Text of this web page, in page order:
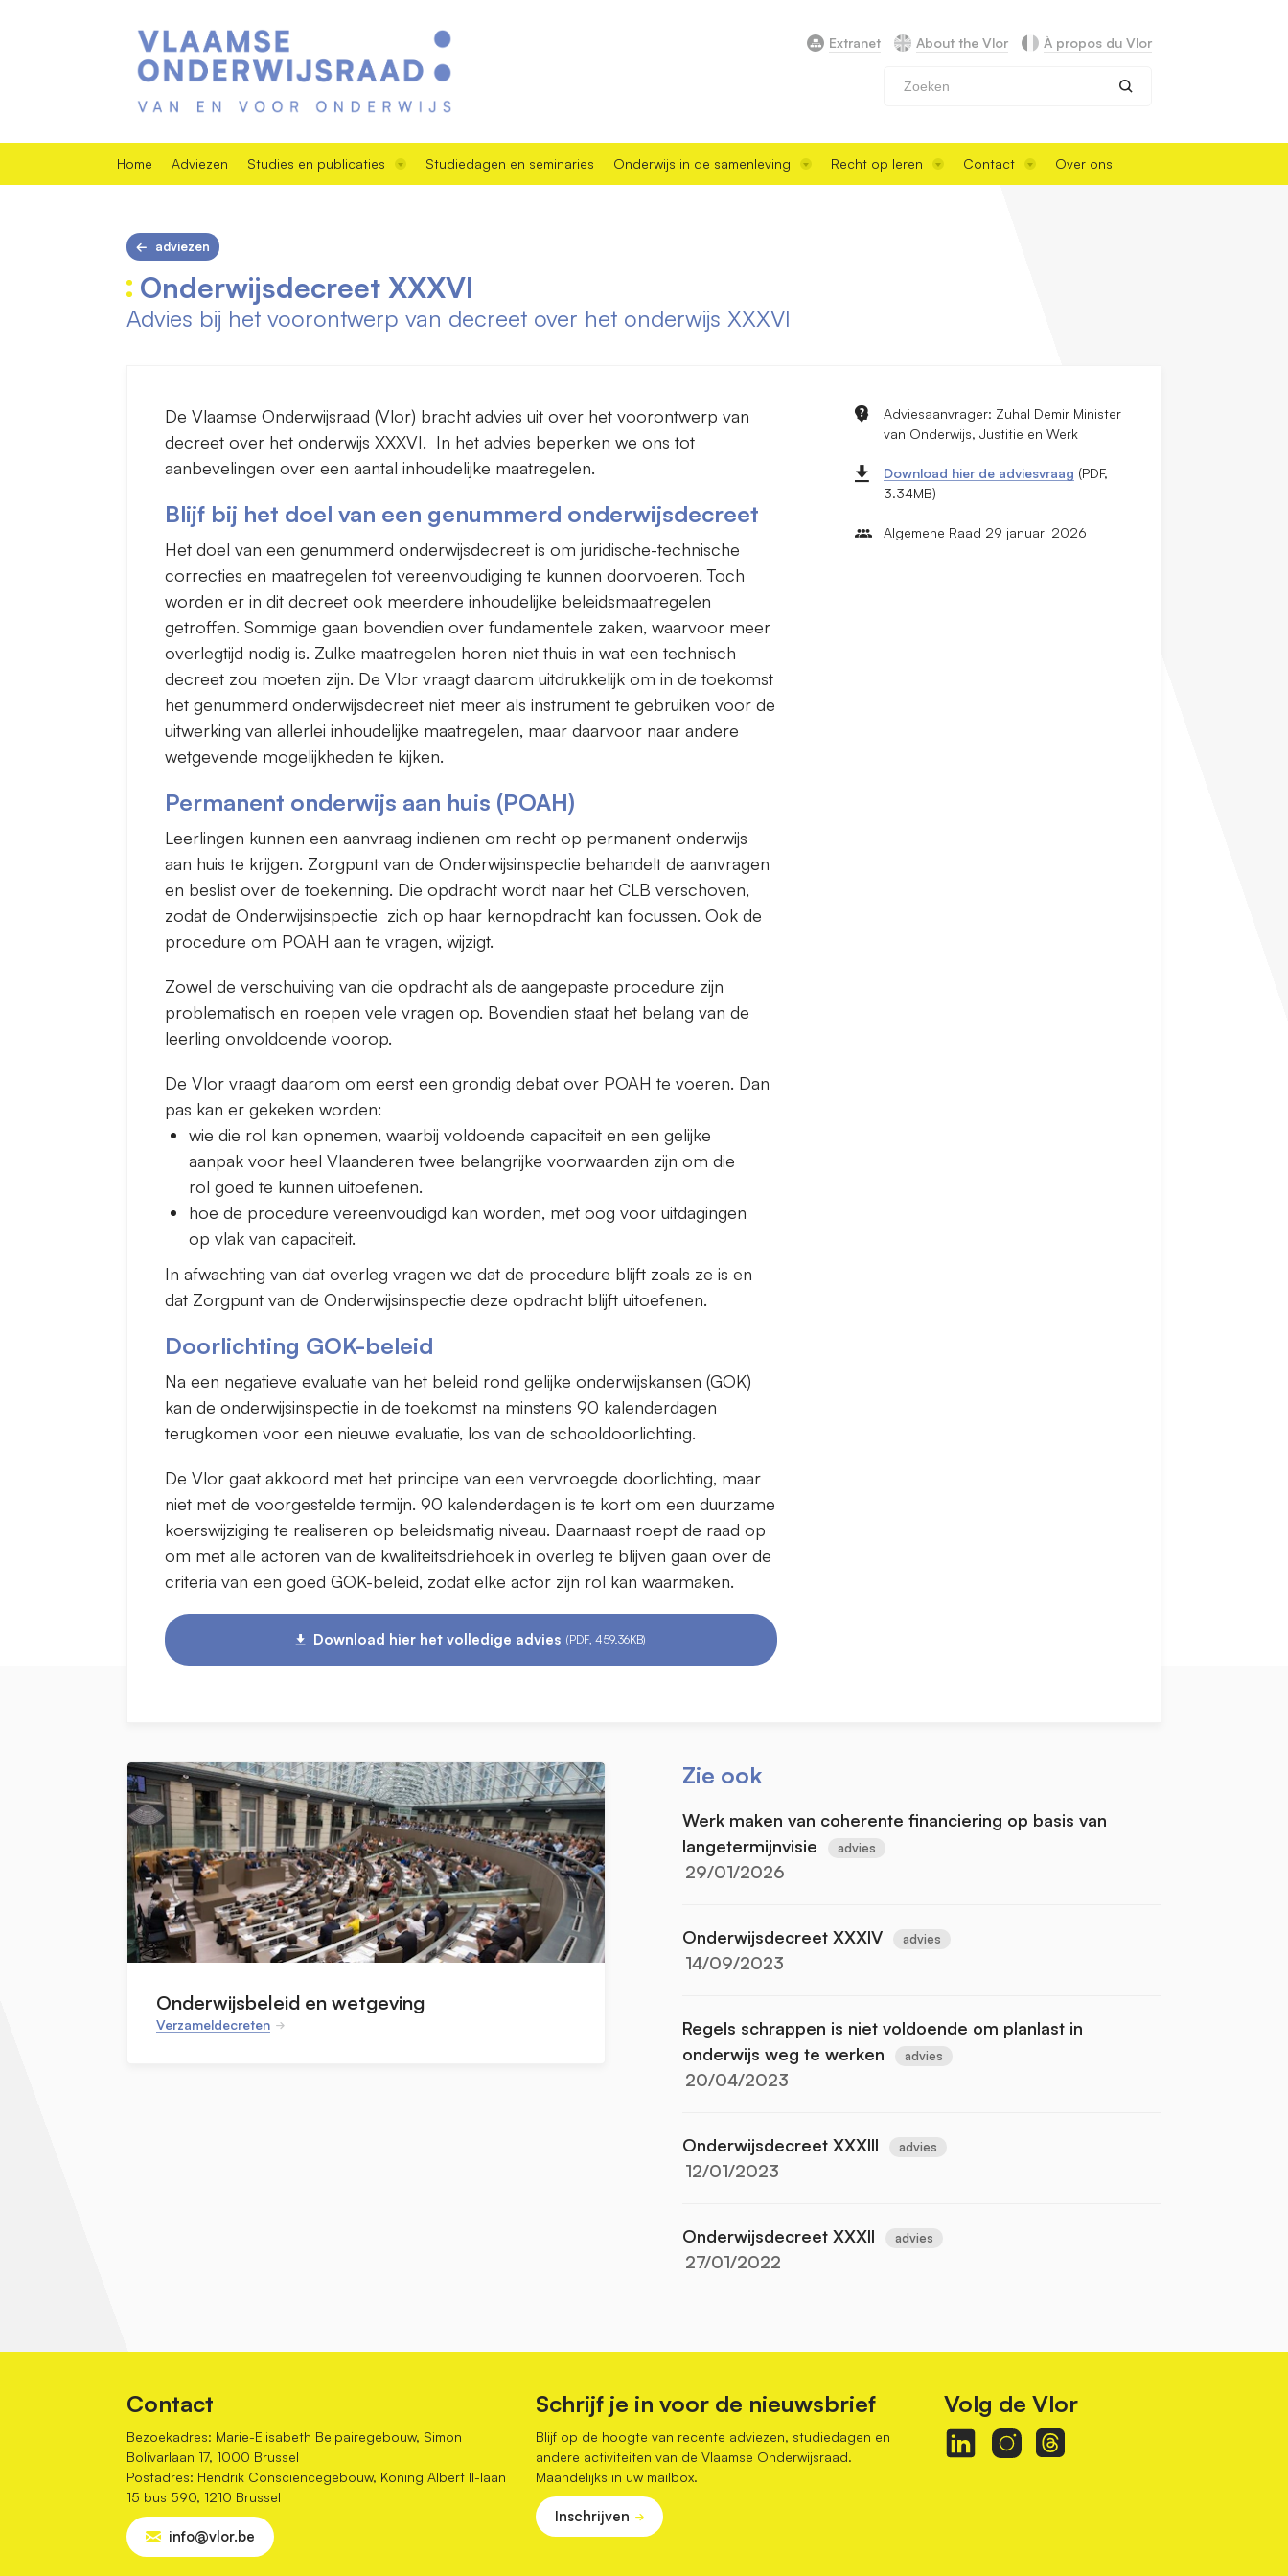
Extranet About the Vlor À propos du Vlor
Home Adviezen Studies en publicaties Studiedagen en seminaries Onderwijs in de samenleving Recht op leren Contact Over ons
adviezen
Onderwijsdecreet XXXVI
Advies bij het voorontwerp van decreet over het onderwijs XXXVI
De Vlaamse Onderwijsraad (Vlor) bracht advies uit over het voorontwerp van
decreet over het onderwijs XXXVI. In het advies beperken we ons tot
aanbevelingen over een aantal inhoudelijke maatregelen.
Blijf bij het doel van een genummerd onderwijsdecreet
Het doel van een genummerd onderwijsdecreet is om juridische-technische
correcties en maatregelen tot vereenvoudiging te kunnen doorvoeren. Toch
worden er in dit decreet ook meerdere inhoudelijke beleidsmaatregelen
getroffen. Sommige gaan bovendien over fundamentele zaken, waarvoor meer
overlegtijd nodig is. Zulke maatregelen horen niet thuis in wat een technisch
decreet zou moeten zijn. De Vlor vraagt daarom uitdrukkelijk om in de toekomst
het genummerd onderwijsdecreet niet meer als instrument te gebruiken voor de
uitwerking van allerlei inhoudelijke maatregelen, maar daarvoor naar andere
wetgevende mogelijkheden te kijken.
Permanent onderwijs aan huis (POAH)
Leerlingen kunnen een aanvraag indienen om recht op permanent onderwijs
aan huis te krijgen. Zorgpunt van de Onderwijsinspectie behandelt de aanvragen
en beslist over de toekenning. Die opdracht wordt naar het CLB verschoven,
zodat de Onderwijsinspectie zich op haar kernopdracht kan focussen. Ook de
procedure om POAH aan te vragen, wijzigt.
Zowel de verschuiving van die opdracht als de aangepaste procedure zijn
problematisch en roepen vele vragen op. Bovendien staat het belang van de
leerling onvoldoende voorop.
De Vlor vraagt daarom om eerst een grondig debat over POAH te voeren. Dan
pas kan er gekeken worden:
wie die rol kan opnemen, waarbij voldoende capaciteit en een gelijke
aanpak voor heel Vlaanderen twee belangrijke voorwaarden zijn om die
rol goed te kunnen uitoefenen.
hoe de procedure vereenvoudigd kan worden, met oog voor uitdagingen
op vlak van capaciteit.
In afwachting van dat overleg vragen we dat de procedure blijft zoals ze is en
dat Zorgpunt van de Onderwijsinspectie deze opdracht blijft uitoefenen.
Doorlichting GOK-beleid
Na een negatieve evaluatie van het beleid rond gelijke onderwijskansen (GOK)
kan de onderwijsinspectie in de toekomst na minstens 90 kalenderdagen
terugkomen voor een nieuwe evaluatie, los van de schooldoorlichting.
De Vlor gaat akkoord met het principe van een vervroegde doorlichting, maar
niet met de voorgestelde termijn. 90 kalenderdagen is te kort om een duurzame
koerswijziging te realiseren op beleidsmatig niveau. Daarnaast roept de raad op
om met alle actoren van de kwaliteitsdriehoek in overleg te blijven gaan over de
criteria van een goed GOK-beleid, zodat elke actor zijn rol kan waarmaken.
Download hier het volledige advies (PDF, 459.36KB)
Adviesaanvrager: Zuhal Demir Minister
van Onderwijs, Justitie en Werk
Download hier de adviesvraag (PDF,
3.34MB)
Algemene Raad 29 januari 2026
Onderwijsbeleid en wetgeving
Verzameldecreten
Zie ook
Werk maken van coherente financiering op basis van
langetermijnvisie
advies
29/01/2026
Onderwijsdecreet XXXIV advies
14/09/2023
Regels schrappen is niet voldoende om planlast in
onderwijs weg te werken
advies
20/04/2023
Onderwijsdecreet XXXIII advies
12/01/2023
Onderwijsdecreet XXXII advies
27/01/2022
Contact
Bezoekadres: Marie-Elisabeth Belpairegebouw, Simon
Bolivarlaan 17, 1000 Brussel
Postadres: Hendrik Consciencegebouw, Koning Albert II-laan
15 bus 590, 1210 Brussel
info@vlor.be
Schrijf je in voor de nieuwsbrief
Blijf op de hoogte van recente adviezen, studiedagen en
andere activiteiten van de Vlaamse Onderwijsraad.
Maandelijks in uw mailbox.
Inschrijven
Volg de Vlor